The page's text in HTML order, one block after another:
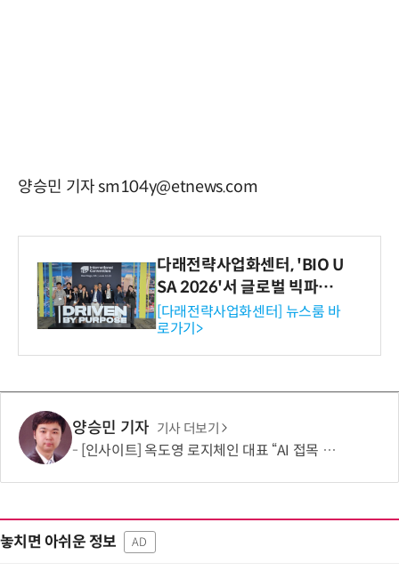
양승민 기자 sm104y@etnews.com
다래전략사업화센터, 'BIO U
SA 2026'서 글로벌 빅파마
와의 비즈니스 미팅 지원…K
-바이오 해외 진출 교두보 확
보
[다래전략사업화센터] 뉴스룸 바
로가기>
양승민 기자 기사 더보기
[인사이트] 옥도영 로지체인 대표 “AI 접목 다중분광 기술로 글로벌 비전분석 시장 도전”
놓치면 아쉬운 정보 AD